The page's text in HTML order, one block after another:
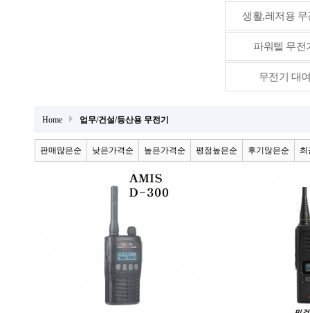
생활,레저용 무
파워텔 무전
무전기 대
Home 업무/건설/등산용 무전기
판매많은순 낮은가격순 높은가격순 평점높은순 후기많은순 최